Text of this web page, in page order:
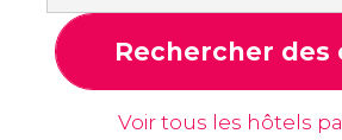
Rechercher des
Voir tous les hôtels